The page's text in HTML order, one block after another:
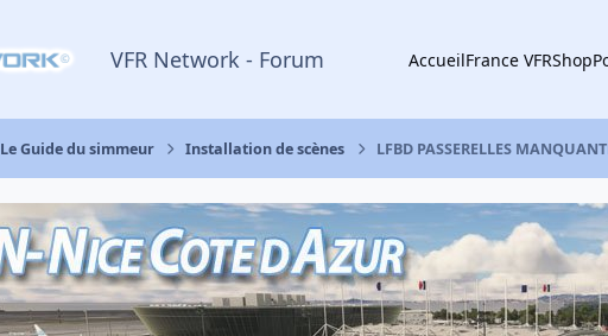
VFR Network - Forum AccueilFrance VFRShop
Le Guide du simmeur Installation de scènes LFBD PASSERELLES